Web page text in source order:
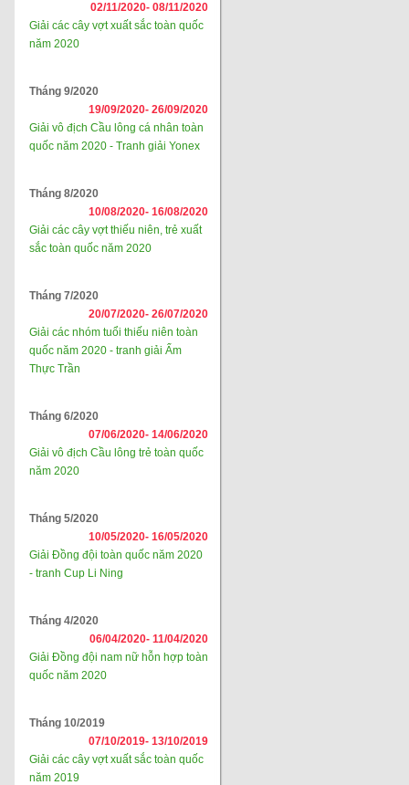
02/11/2020- 08/11/2020
Giải các cây vợt xuất sắc toàn quốc
năm 2020
Tháng 9/2020
19/09/2020- 26/09/2020
Giải vô địch Cầu lông cá nhân toàn
quốc năm 2020 - Tranh giải Yonex
Tháng 8/2020
10/08/2020- 16/08/2020
Giải các cây vợt thiếu niên, trẻ xuất
sắc toàn quốc năm 2020
Tháng 7/2020
20/07/2020- 26/07/2020
Giải các nhóm tuổi thiếu niên toàn
quốc năm 2020 - tranh giải Ẩm
Thực Trần
Tháng 6/2020
07/06/2020- 14/06/2020
Giải vô địch Cầu lông trẻ toàn quốc
năm 2020
Tháng 5/2020
10/05/2020- 16/05/2020
Giải Đồng đội toàn quốc năm 2020
- tranh Cup Li Ning
Tháng 4/2020
06/04/2020- 11/04/2020
Giải Đồng đội nam nữ hỗn hợp toàn
quốc năm 2020
Tháng 10/2019
07/10/2019- 13/10/2019
Giải các cây vợt xuất sắc toàn quốc
năm 2019